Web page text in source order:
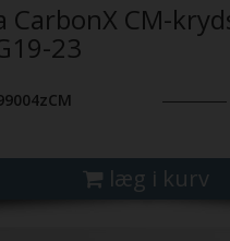
CarbonX CM-
23
læg i kurv